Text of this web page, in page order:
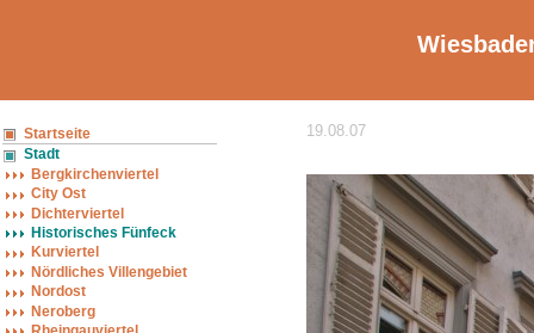
Startseite
Stadt
Bergkirchenviertel
City Ost
Dichterviertel
Historisches Fünfeck
Kurviertel
Nördliches Villengebiet
Nordost
Neroberg
19.08.07